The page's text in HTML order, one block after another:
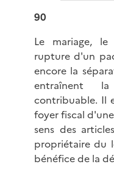
90
Le mariage,
rupture d'un
encore la
entraînent
contribuable. Il
foyer fiscal
sens des articles
propriétaire du
bénéfice de la